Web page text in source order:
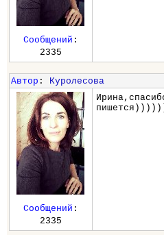
Сообщений :
2335
Автор : Куролесова
Сообщений :
2335